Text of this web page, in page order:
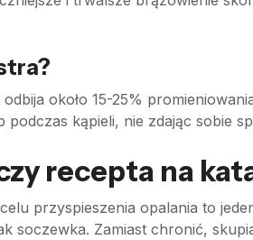
około 15-25%
kąpieli, nie zdając sobie
recepta na
przyspieszenia opalania to
soczewka. Zamiast chronić,